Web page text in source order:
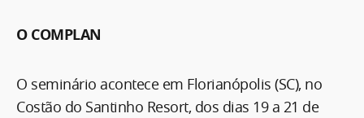
O COMPLAN
O seminário acontece em Florianópolis (SC), no
Costão do Santinho Resort, dos dias 19 a 21 de